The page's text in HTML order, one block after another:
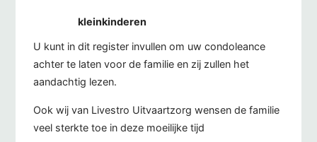
kleinkinderen
U kunt in dit register invullen om uw condoleance
achter te laten voor de familie en zij zullen het
aandachtig lezen.
Ook wij van Livestro Uitvaartzorg wensen de familie
veel sterkte toe in deze moeilijke tijd